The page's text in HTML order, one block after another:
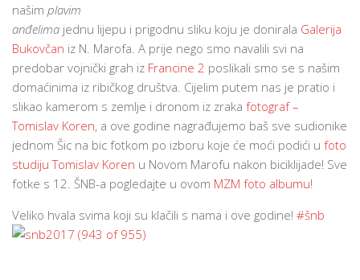
našim plavim
anđelima jednu lijepu i prigodnu sliku koju je donirala Galerija
Bukovčan iz N. Marofa. A prije nego smo navalili svi na
predobar vojnički grah iz Francine 2 poslikali smo se s našim
domaćinima iz ribičkog društva. Cijelim putem nas je pratio i
slikao kamerom s zemlje i dronom iz zraka fotograf –
Tomislav Koren, a ove godine nagrađujemo baš sve sudionike
jednom Šic na bic fotkom po izboru koje će moći podići u foto
studiju Tomislav Koren u Novom Marofu nakon biciklijade! Sve
fotke s 12. ŠNB-a pogledajte u ovom MZM foto albumu!
Veliko hvala svima koji su klačili s nama i ove godine! #šnb